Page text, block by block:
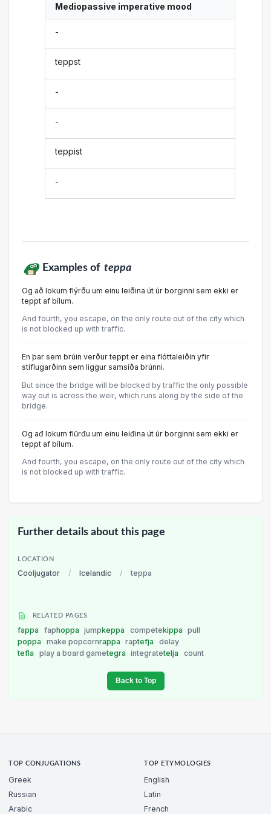
Mediopassive imperative mood
-
teppst
-
-
teppist
-
Examples of teppa
Og að lokum flýrðu um einu leiðina út úr borginni sem ekki er
teppt af bílum.
And fourth, you escape, on the only route out of the city which
is not blocked up with traffic.
En þar sem brúin verður teppt er eina flóttaleiðin yfir
stíflugarðinn sem liggur samsíða brúnni.
But since the bridge will be blocked by traffic the only possible
way out is across the weir, which runs along by the side of the
bridge.
Og ađ lokum flũrđu um einu leiđina út úr borginni sem ekki er
teppt af bílum.
And fourth, you escape, on the only route out of the city which
is not blocked up with traffic.
Further details about this page
LOCATION
Cooljugator / Icelandic / teppa
RELATED PAGES
fappa faphoppa jumpkeppa competekippa
pull
poppa
make popcornrappa raptefja
delay
tefla
play a board gametegra integratetelja count
Back to Top
TOP CONJUGATIONS
Greek
Russian
Arabic
TOP ETYMOLOGIES
English
Latin
French